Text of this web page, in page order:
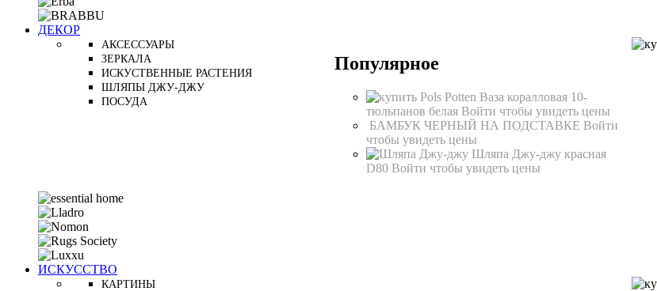
ДЕКОР
АКСЕССУАРЫ
ЗЕРКАЛА
ИСКУСТВЕННЫЕ РАСТЕНИЯ
ШЛЯПЫ ДЖУ-ДЖУ
ПОСУДА
Популярное
Ваза коралловая 10-
тюльпанов белаяВойти чтобы увидеть цены
БАМБУК ЧЕРНЫЙ НА ПОДСТАВКЕВойти
чтобы увидеть цены
Шляпа Джу-джу красная
D80Войти чтобы увидеть цены
ИСКУССТВО
КАРТИНЫ